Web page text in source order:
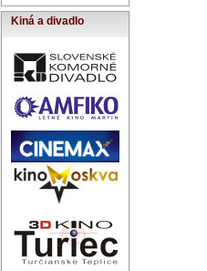
Kiná a divadlo